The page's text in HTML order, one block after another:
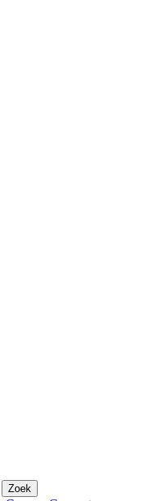
Zoek